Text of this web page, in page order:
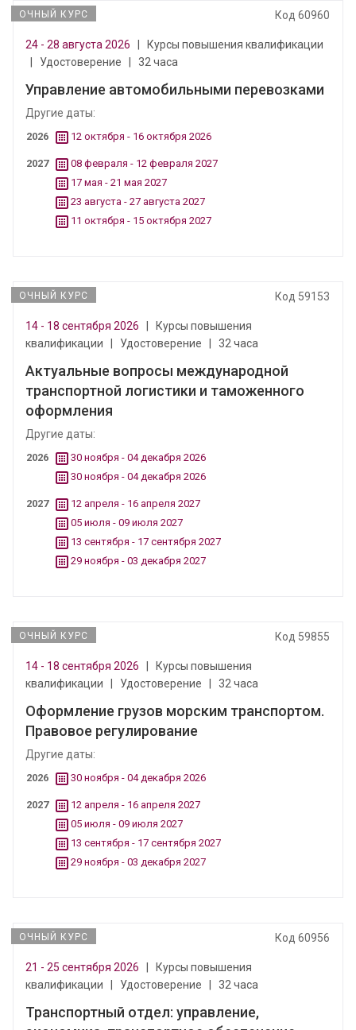
ОЧНЫЙ КУРС Код 60960
24 - 28 августа 2026
Курсы повышения квалификации
Удостоверение 32 часа
Управление автомобильными перевозками
Другие даты:
2026 12 октября - 16 октября 2026
2027
08 февраля - 12 февраля 2027
17 мая - 21 мая 2027
23 августа - 27 августа 2027
11 октября - 15 октября 2027
ОЧНЫЙ КУРС Код 59153
14 - 18 сентября 2026
Курсы повышения
квалификации
Удостоверение 32 часа
Актуальные вопросы международной
транспортной логистики и таможенного
оформления
Другие даты:
2026
30 ноября - 04 декабря 2026
30 ноября - 04 декабря 2026
2027
12 апреля - 16 апреля 2027
05 июля - 09 июля 2027
13 сентября - 17 сентября 2027
29 ноября - 03 декабря 2027
ОЧНЫЙ КУРС Код 59855
14 - 18 сентября 2026
Курсы повышения
квалификации
Удостоверение 32 часа
Оформление грузов морским транспортом.
Правовое регулирование
Другие даты:
2026 30 ноября - 04 декабря 2026
2027
12 апреля - 16 апреля 2027
05 июля - 09 июля 2027
13 сентября - 17 сентября 2027
29 ноября - 03 декабря 2027
ОЧНЫЙ КУРС Код 60956
21 - 25 сентября 2026
Курсы повышения
квалификации
Удостоверение 32 часа
Транспортный отдел: управление,